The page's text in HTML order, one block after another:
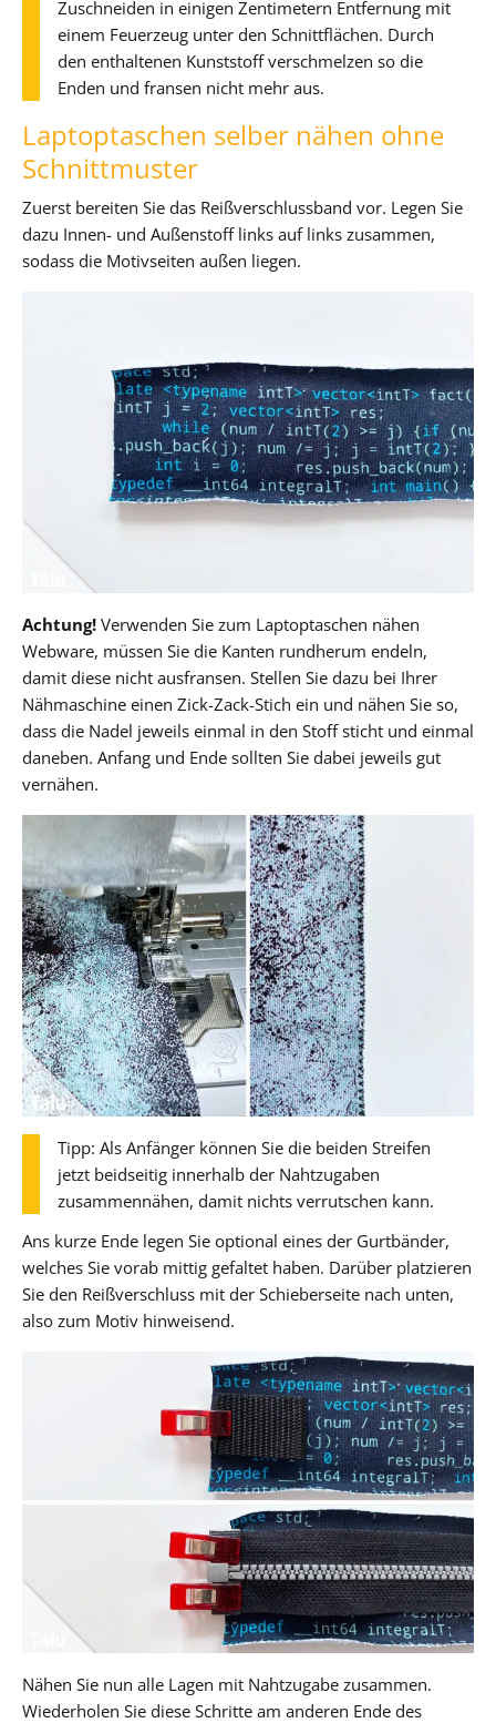
Zuschneiden in einigen Zentimetern Entfernung mit
einem Feuerzeug unter den Schnittflächen. Durch
den enthaltenen Kunststoff verschmelzen so die
Enden und fransen nicht mehr aus.
Laptoptaschen selber nähen ohne
Schnittmuster
Zuerst bereiten Sie das Reißverschlussband vor. Legen Sie
dazu Innen- und Außenstoff links auf links zusammen,
sodass die Motivseiten außen liegen.
Achtung! Verwenden Sie zum Laptoptaschen nähen
Webware, müssen Sie die Kanten rundherum endeln,
damit diese nicht ausfransen. Stellen Sie dazu bei Ihrer
Nähmaschine einen Zick-Zack-Stich ein und nähen Sie so,
dass die Nadel jeweils einmal in den Stoff sticht und einmal
daneben. Anfang und Ende sollten Sie dabei jeweils gut
vernähen.
Tipp: Als Anfänger können Sie die beiden Streifen
jetzt beidseitig innerhalb der Nahtzugaben
zusammennähen, damit nichts verrutschen kann.
Ans kurze Ende legen Sie optional eines der Gurtbänder,
welches Sie vorab mittig gefaltet haben. Darüber platzieren
Sie den Reißverschluss mit der Schieberseite nach unten,
also zum Motiv hinweisend.
Nähen Sie nun alle Lagen mit Nahtzugabe zusammen.
Wiederholen Sie diese Schritte am anderen Ende des